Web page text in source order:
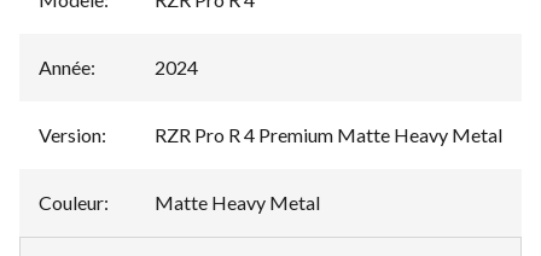
Année: 2024
Version: RZR Pro R 4 Premium Matte Heavy Metal
Couleur: Matte Heavy Metal